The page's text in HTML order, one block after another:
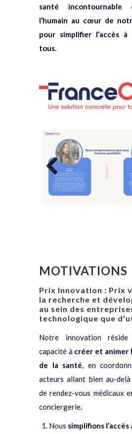
santé incontournable
l’humain au cœur de
pour simplifier l’accès
tous.
Previous
MOTIVATIONS
Prix Innovation : Prix
la recherche et
au sein des
technologique que
Notre innovation
capacité à créer et animer
de la santé , en
acteurs allant bien au-
de rendez-vous médicaux
conciergerie.
Nous simplifions l’accès